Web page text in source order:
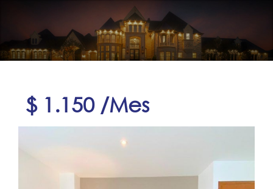
$ 1.150 /Mes